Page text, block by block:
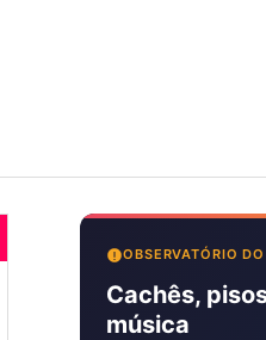
OBSERVATÓRIO
Cachês,
música